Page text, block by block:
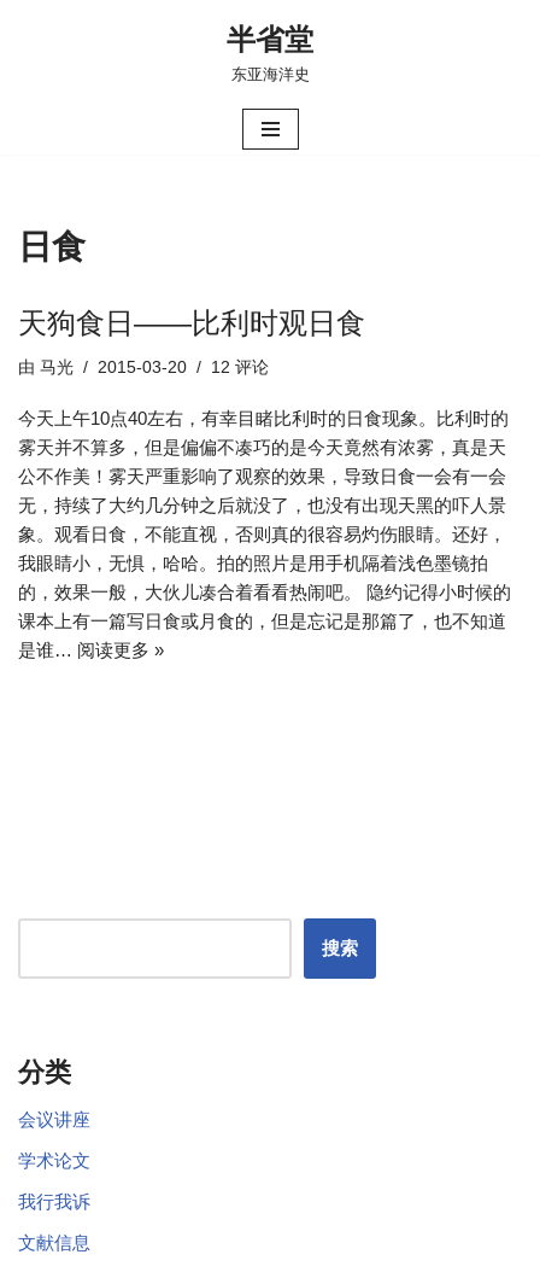
半省堂
东亚海洋史
日食
天狗食日——比利时观日食
由 马光 2015-03-20 12 评论
今天上午10点40左右，有幸目睹比利时的日食现象。比利时的
雾天并不算多，但是偏偏不凑巧的是今天竟然有浓雾，真是天
公不作美！雾天严重影响了观察的效果，导致日食一会有一会
无，持续了大约几分钟之后就没了，也没有出现天黑的吓人景
象。观看日食，不能直视，否则真的很容易灼伤眼睛。还好，
我眼睛小，无惧，哈哈。拍的照片是用手机隔着浅色墨镜拍
的，效果一般，大伙儿凑合着看看热闹吧。 隐约记得小时候的
课本上有一篇写日食或月食的，但是忘记是那篇了，也不知道
是谁… 阅读更多 »
搜索
分类
会议讲座
学术论文
我行我诉
文献信息